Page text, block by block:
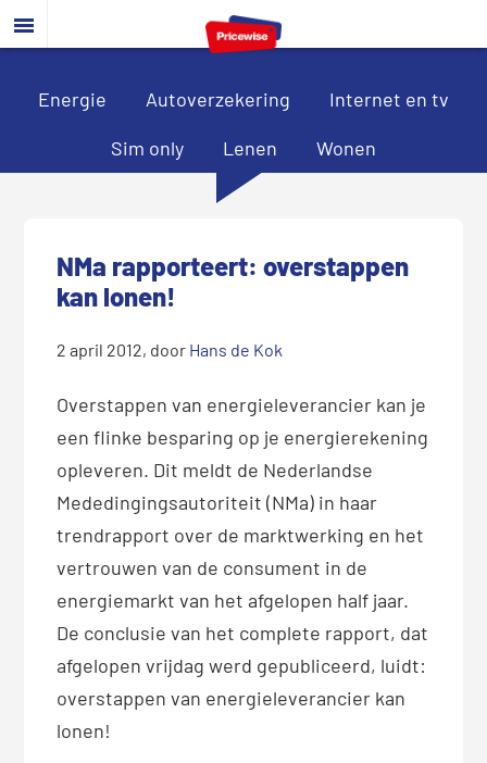
Door
naar
hoofd
Spring
naar
eerste
Spring
naar
voettekst
Energie Autoverzekering Internet en tv
Sim only Lenen Wonen
NMa rapporteert: overstappen
kan lonen!
2 april 2012, door Hans de Kok
Overstappen van energieleverancier kan je
een flinke besparing op je energierekening
opleveren. Dit meldt de Nederlandse
Mededingingsautoriteit (NMa) in haar
trendrapport over de marktwerking en het
vertrouwen van de consument in de
energiemarkt van het afgelopen half jaar.
De conclusie van het complete rapport, dat
afgelopen vrijdag werd gepubliceerd, luidt:
overstappen van energieleverancier kan
lonen!